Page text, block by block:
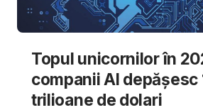
Topul unicornilor în
companii AI depășesc
trilioane de dolari